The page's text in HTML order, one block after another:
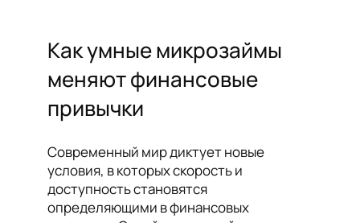
Как умные микрозаймы
меняют финансовые
привычки
Современный мир диктует новые
условия, в которых скорость и
доступность становятся
определяющими в финансовых